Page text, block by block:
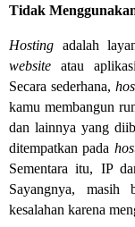
Tidak
Hosting adalah
websiteatau
Secara sederhana,
kamu membangun
dan lainnya yang
ditempatkan pada
Sementara itu, IP
Sayangnya, masih
kesalahan karena